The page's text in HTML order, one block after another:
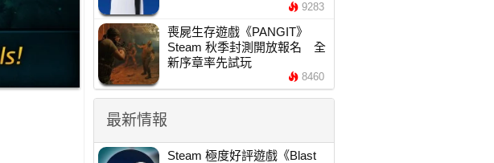
9283
喪屍生存遊戲《PANGIT》
Steam 秋季封測開放報名 全
新序章率先試玩
8460
最新情報
Steam 極度好評遊戲《Blast